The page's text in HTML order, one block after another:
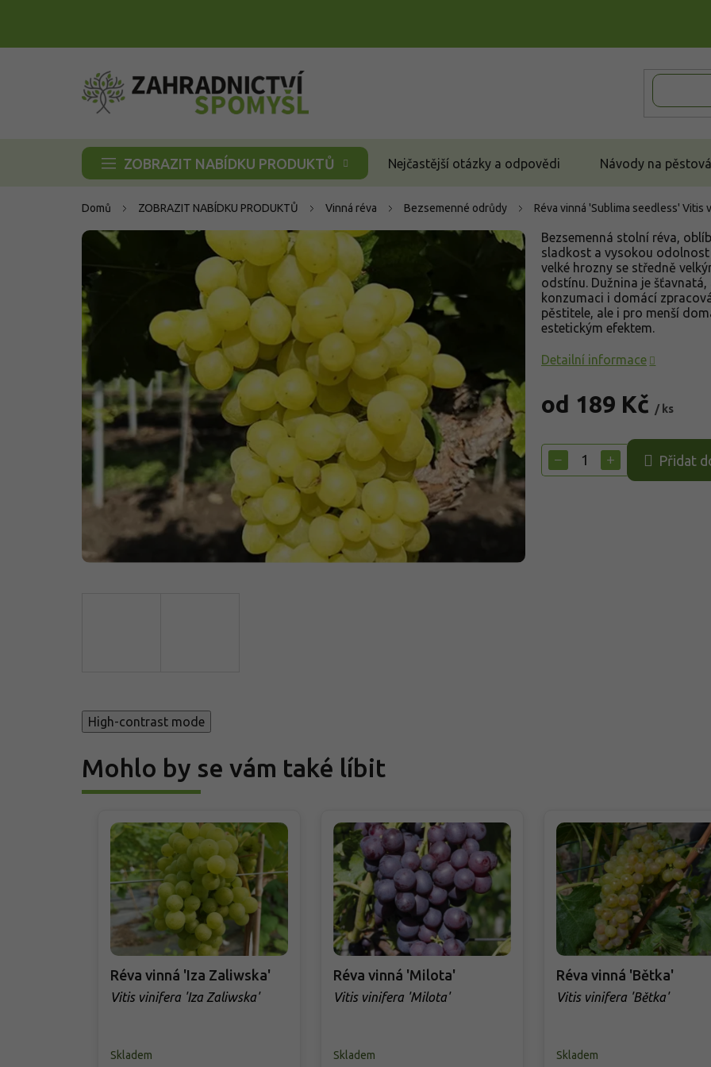
ZOBRAZIT NABÍDKU PRODUKTŮ Nejčastější otázky a odpovědi Návody na
Domů ZOBRAZIT NABÍDKU PRODUKTŮ Vinná réva Bezsemenné odrůdy Réva vinná 'Sublima seedless' Vitis
od 189 Kč / ks
cena:
+
− Přidat
Bezsemenná stolní réva,
sladkost a vysokou
velké hrozny se středně
odstínu. Dužnina je
konzumaci i domácí
pěstitele, ale i pro menší
estetickým efektem.
Detailní informace
High-contrast mode
Mohlo by se vám také líbit
Réva vinná 'Iza Zaliwska'
Vitis vinifera 'Iza Zaliwska'
Skladem
Réva vinná 'Milota'
Vitis vinifera 'Milota'
Skladem
Réva vinná 'Bětka'
Vitis vinifera 'Bětka'
Skladem